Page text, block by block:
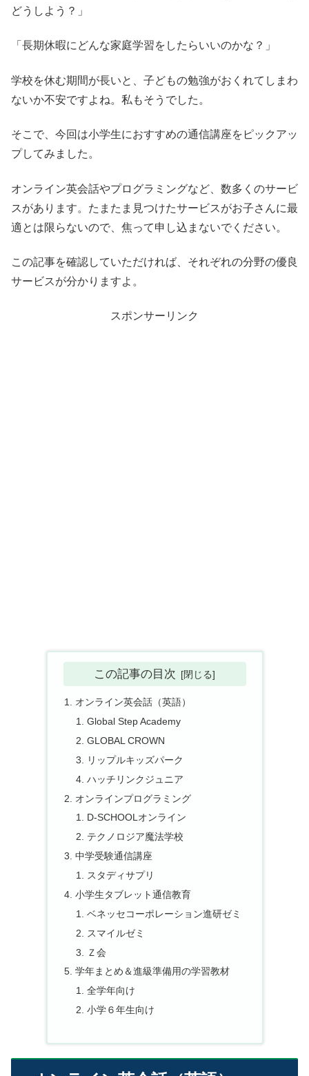
どうしよう？」
「長期休暇にどんな家庭学習をしたらいいのかな？」
学校を休む期間が長いと、子どもの勉強がおくれてしまわ
ないか不安ですよね。私もそうでした。
そこで、今回は小学生におすすめの通信講座をピックアッ
プしてみました。
オンライン英会話やプログラミングなど、数多くのサービ
スがあります。たまたま見つけたサービスがお子さんに最
適とは限らないので、焦って申し込まないでください。
この記事を確認していただければ、それぞれの分野の優良
サービスが分かりますよ。
スポンサーリンク
この記事の目次
オンライン英会話（英語）
Global Step Academy
GLOBAL CROWN
リップルキッズパーク
ハッチリンクジュニア
オンラインプログラミング
D-SCHOOLオンライン
テクノロジア魔法学校
中学受験通信講座
スタディサプリ
小学生タブレット通信教育
ベネッセコーポレーション進研ゼミ
スマイルゼミ
Ｚ会
学年まとめ＆進級準備用の学習教材
全学年向け
小学６年生向け